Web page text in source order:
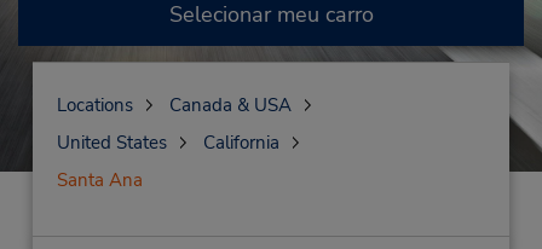
Selecionar meu carro
Locations
Canada & USA
United States
California
Santa Ana